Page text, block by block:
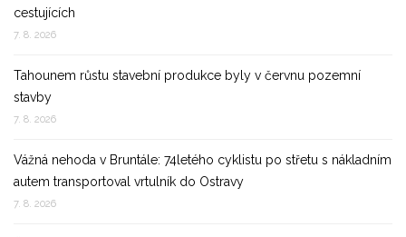
cestujících
7. 8. 2026
Tahounem růstu stavební produkce byly v červnu pozemní
stavby
7. 8. 2026
Vážná nehoda v Bruntále: 74letého cyklistu po střetu s nákladním
autem transportoval vrtulník do Ostravy
7. 8. 2026